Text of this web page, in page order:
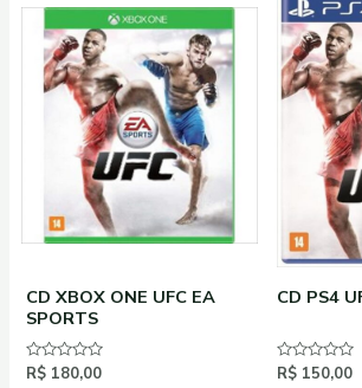
CD XBOX ONE UFC EA
SPORTS
Avaliação
R$ 180,00
CD PS4
Avaliação
R$ 150,00